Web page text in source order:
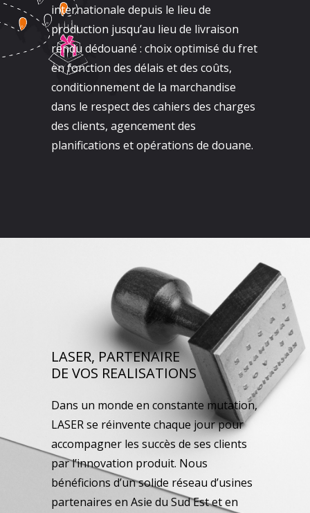
internationale depuis le lieu de
production jusqu’au lieu de livraison
rendu dédouané : choix optimisé du fret
en fonction des délais et des coûts,
conditionnement de la marchandise
dans le respect des cahiers des charges
des clients, agencement des
planifications et opérations de douane.
LASER, PARTENAIRE
DE VOS REALISATIONS
Dans un monde en constante mutation,
LASER se réinvente chaque jour pour
accompagner les succès de ses clients
par l’innovation produit. Nous
bénéficions d’un solide réseau d’usines
partenaires en Asie du Sud Est et en